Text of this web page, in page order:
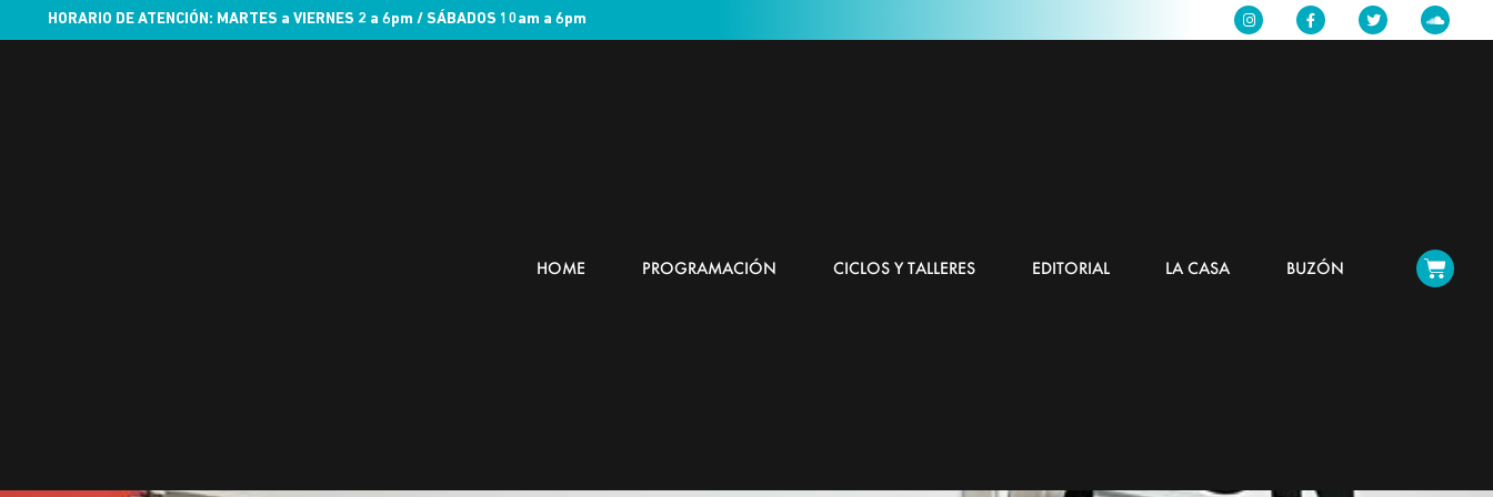
HORARIO DE ATENCIÓN: MARTES a VIERNES 2 a 6pm / SÁBADOS 10am a 6pm
HOME PROGRAMACIÓN CICLOS Y TALLERES EDITORIAL LA CASA BUZÓN